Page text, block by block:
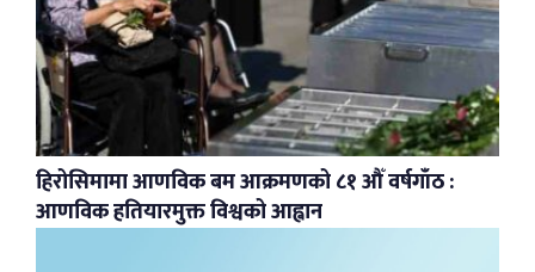
हिरोसिमामा आणविक बम आक्रमणको ८१ औँ वर्षगाँठ :
आणविक हतियारमुक्त विश्वको आह्वान